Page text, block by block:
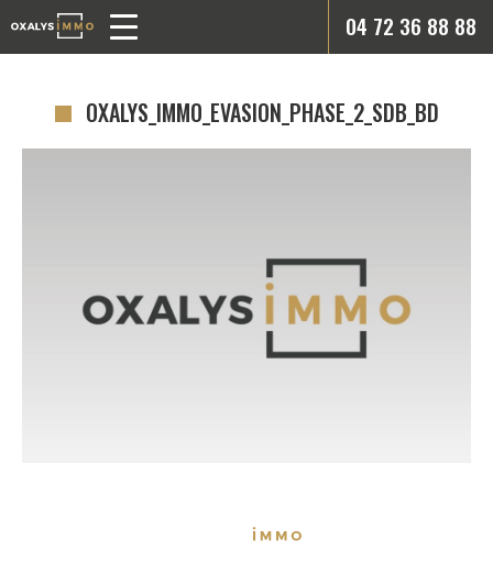
OXALYS_IMMO_EVASION_PHASE_2_SDB_BD
04 72 36 88 88